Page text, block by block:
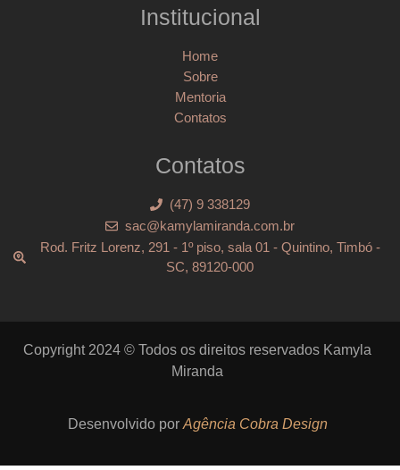
Institucional
Home
Sobre
Mentoria
Contatos
Contatos
(47) 9 338129
sac@kamylamiranda.com.br
Rod. Fritz Lorenz, 291 - 1º piso, sala 01 - Quintino, Timbó -
SC, 89120-000
Copyright 2024 © Todos os direitos reservados Kamyla
Miranda
Desenvolvido por Agência Cobra Design